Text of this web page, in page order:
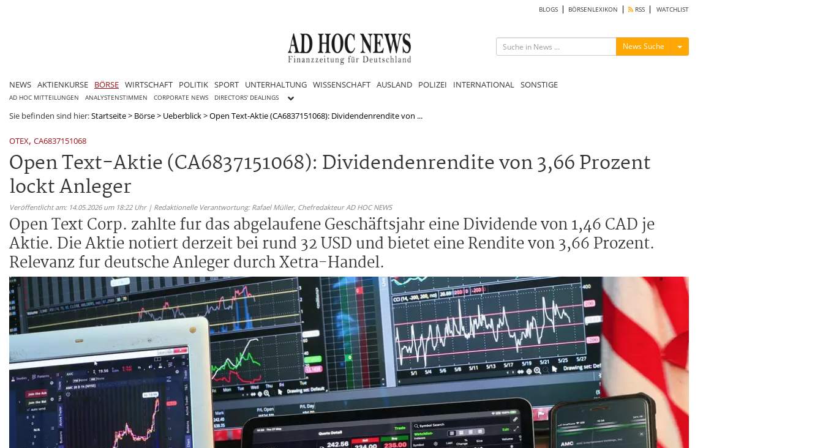
BLOGS BÖRSENLEXIKON RSS WATCHLIST
News Suche Menü ein-/ausblenden
NEWS AKTIENKURSE BÖRSE WIRTSCHAFT POLITIK SPORT UNTERHALTUNG WISSENSCHAFT AUSLAND POLIZEI INTERNATIONAL SONSTIGE
AD HOC MITTEILUNGEN ANALYSTENSTIMMEN CORPORATE NEWS DIRECTORS' DEALINGS
Sie befinden sind hier:Startseite> Börse> Ueberblick>Open Text-Aktie (CA6837151068): Dividendenrendite von ...
OTEX, CA6837151068
Open Text-Aktie (CA6837151068): Dividendenrendite von 3,66 Prozent
lockt Anleger
Veröffentlicht am: 14.05.2026 um 18:22 Uhr | Redaktionelle Verantwortung: Rafael Müller, Chefredakteur AD HOC NEWS
Open Text Corp. zahlte fur das abgelaufene Geschäftsjahr eine Dividende von 1,46 CAD je
Aktie. Die Aktie notiert derzeit bei rund 32 USD und bietet eine Rendite von 3,66 Prozent.
Relevanz fur deutsche Anleger durch Xetra-Handel.